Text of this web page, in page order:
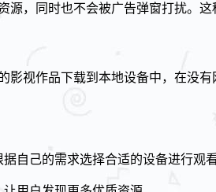
，同时也不会被广告弹窗打扰。
视作品下载到本地设备中，在没
自己的需求选择合适的设备进行观看